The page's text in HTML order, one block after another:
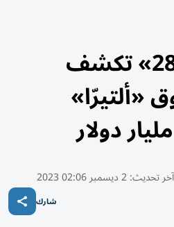
رئاسة «كوب 28» تكشف
آخر تحديث:2 ديسمبر 02:06 2023
شارك